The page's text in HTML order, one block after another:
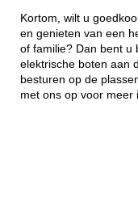
Kortom, wilt u
en genieten van een
of familie? Dan bent u
elektrische boten aan
besturen op de
met ons op voor meer